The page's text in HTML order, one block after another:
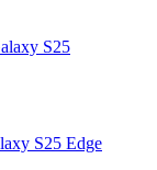
S25
S25 Edge